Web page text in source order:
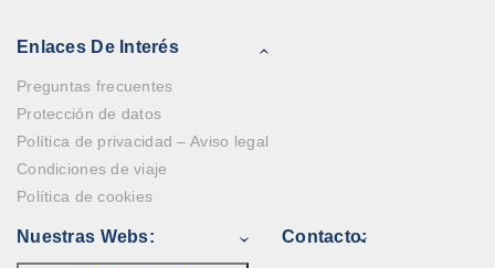
Enlaces De Interés
Preguntas frecuentes
Protección de datos
Política de privacidad – Aviso legal
Condiciones de viaje
Política de cookies
Nuestras Webs: Contacto: